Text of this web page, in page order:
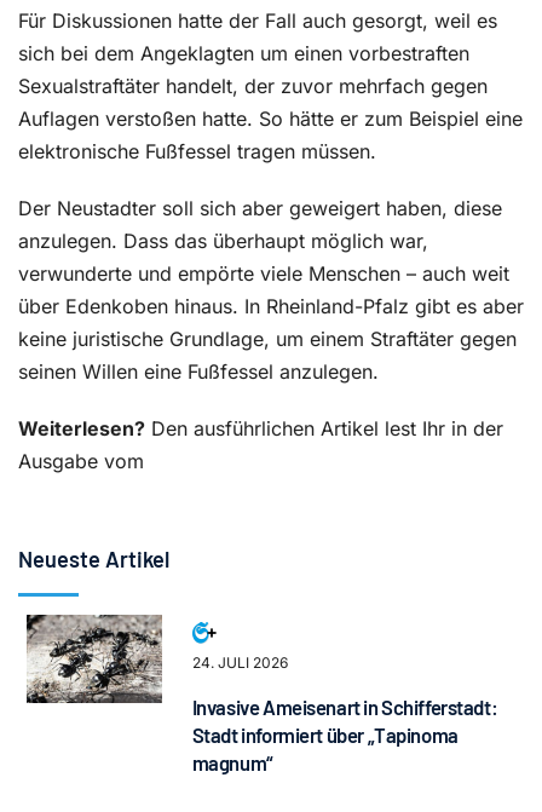
Für Diskussionen hatte der Fall auch gesorgt, weil es
sich bei dem Angeklagten um einen vorbestraften
Sexualstraftäter handelt, der zuvor mehrfach gegen
Auflagen verstoßen hatte. So hätte er zum Beispiel eine
elektronische Fußfessel tragen müssen.
Der Neustadter soll sich aber geweigert haben, diese
anzulegen. Dass das überhaupt möglich war,
verwunderte und empörte viele Menschen – auch weit
über Edenkoben hinaus. In Rheinland-Pfalz gibt es aber
keine juristische Grundlage, um einem Straftäter gegen
seinen Willen eine Fußfessel anzulegen.
Weiterlesen? Den ausführlichen Artikel lest Ihr in der
Ausgabe vom
Neueste Artikel
24. JULI 2026
Invasive Ameisenart in Schifferstadt:
Stadt informiert über „Tapinoma
magnum“